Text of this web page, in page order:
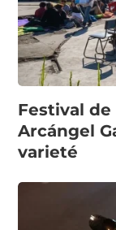
Festival
Arcángel
varieté